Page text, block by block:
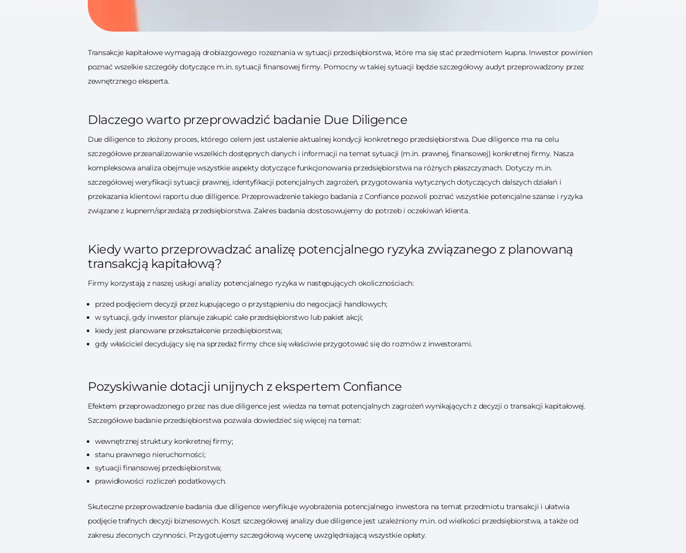
Transakcje kapitałowe wymagają drobiazgowego rozeznania w sytuacji przedsiębiorstwa, które ma się stać przedmiotem kupna. Inwestor powinien
poznać wszelkie szczegóły dotyczące m.in. sytuacji finansowej firmy. Pomocny w takiej sytuacji będzie szczegółowy audyt przeprowadzony przez
zewnętrznego eksperta.
Dlaczego warto przeprowadzić badanie Due Diligence
Due diligence to złożony proces, którego celem jest ustalenie aktualnej kondycji konkretnego przedsiębiorstwa. Due diligence ma na celu
szczegółowe przeanalizowanie wszelkich dostępnych danych i informacji na temat sytuacji (m.in. prawnej, finansowej) konkretnej firmy. Nasza
kompleksowa analiza obejmuje wszystkie aspekty dotyczące funkcjonowania przedsiębiorstwa na różnych płaszczyznach. Dotyczy m.in.
szczegółowej weryfikacji sytuacji prawnej, identyfikacji potencjalnych zagrożeń, przygotowania wytycznych dotyczących dalszych działań i
przekazania klientowi raportu due dilligence. Przeprowadzenie takiego badania z Confiance pozwoli poznać wszystkie potencjalne szanse i ryzyka
związane z kupnem/sprzedażą przedsiębiorstwa. Zakres badania dostosowujemy do potrzeb i oczekiwań klienta.
Kiedy warto przeprowadzać analizę potencjalnego ryzyka związanego z planowaną
transakcją kapitałową?
Firmy korzystają z naszej usługi analizy potencjalnego ryzyka w następujących okolicznościach:
przed podjęciem decyzji przez kupującego o przystąpieniu do negocjacji handlowych;
w sytuacji, gdy inwestor planuje zakupić całe przedsiębiorstwo lub pakiet akcji;
kiedy jest planowane przekształcenie przedsiębiorstwa;
gdy właściciel decydujący się na sprzedaż firmy chce się właściwie przygotować się do rozmów z inwestorami.
Pozyskiwanie dotacji unijnych z ekspertem Confiance
Efektem przeprowadzonego przez nas due diligence jest wiedza na temat potencjalnych zagrożeń wynikających z decyzji o transakcji kapitałowej.
Szczegółowe badanie przedsiębiorstwa pozwala dowiedzieć się więcej na temat:
wewnętrznej struktury konkretnej firmy;
stanu prawnego nieruchomości;
sytuacji finansowej przedsiębiorstwa;
prawidłowości rozliczeń podatkowych.
Skuteczne przeprowadzenie badania due diligence weryfikuje wyobrażenia potencjalnego inwestora na temat przedmiotu transakcji i ułatwia
podjęcie trafnych decyzji biznesowych. Koszt szczegółowej analizy due diligence jest uzależniony m.in. od wielkości przedsiębiorstwa, a także od
zakresu zleconych czynności. Przygotujemy szczegółową wycenę uwzględniającą wszystkie opłaty.